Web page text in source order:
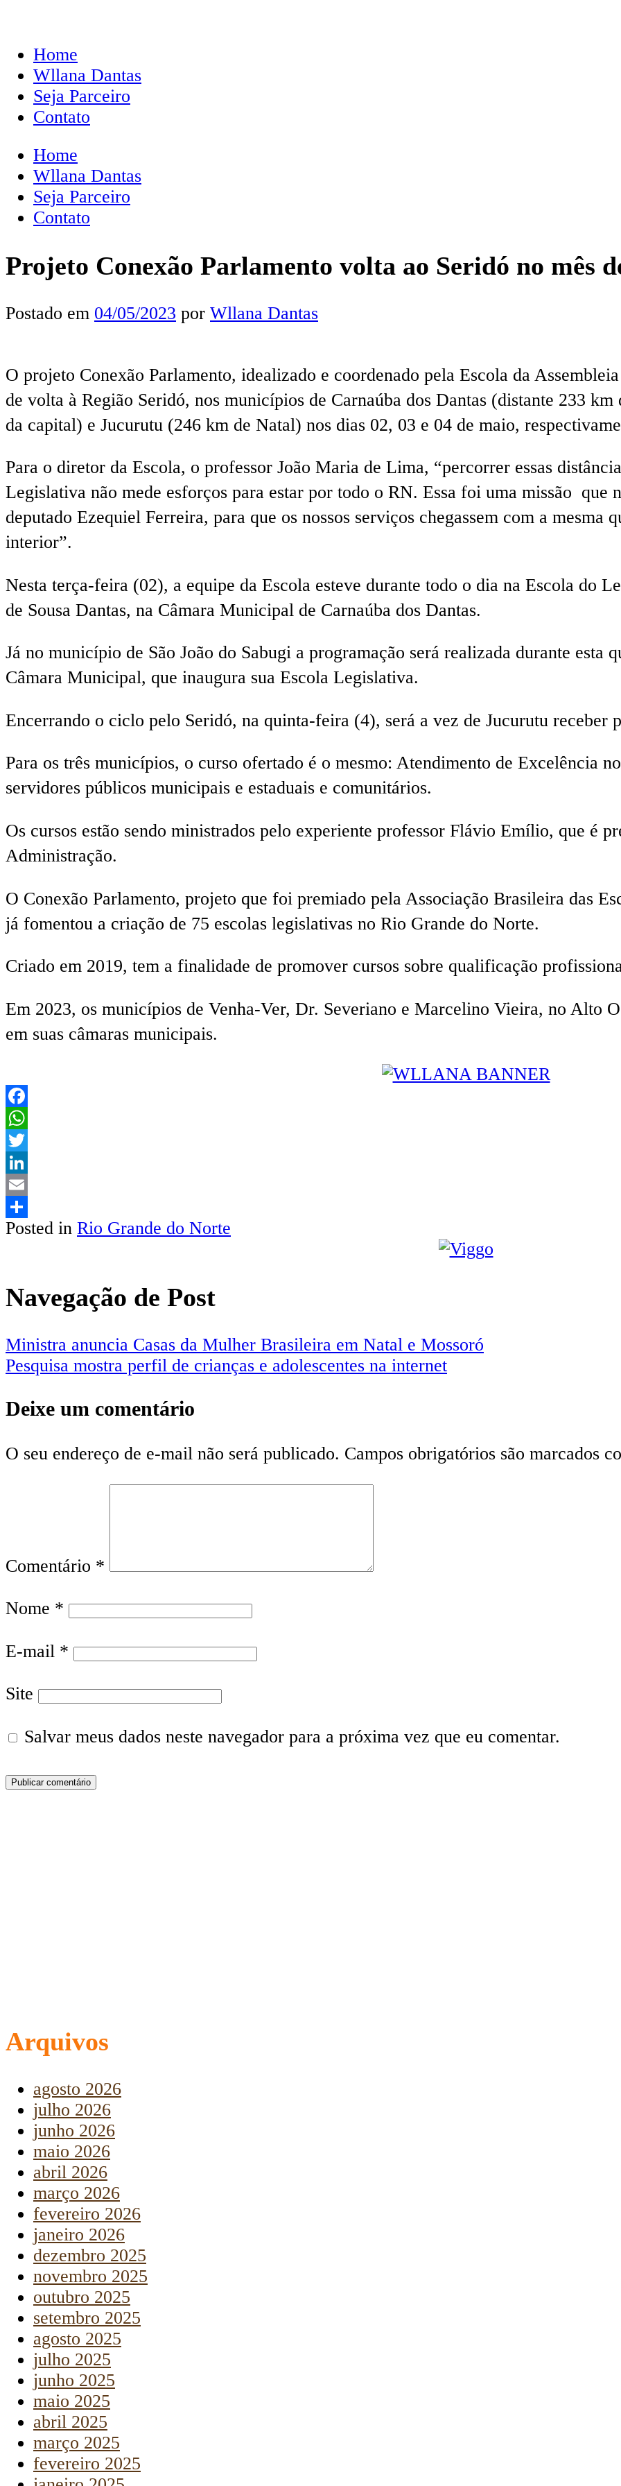
Home
Wllana Dantas
Seja Parceiro
Contato
Home
Wllana Dantas
Seja Parceiro
Contato
Projeto Conexão Parlamento volta ao Seridó no mês
Postado em 04/05/2023 por Wllana Dantas
O projeto Conexão Parlamento, idealizado e coordenado pela Escola da
de volta à Região Seridó, nos municípios de Carnaúba dos Dantas (distante 233
da capital) e Jucurutu (246 km de Natal) nos dias 02, 03 e 04 de maio,
Para o diretor da Escola, o professor João Maria de Lima, “percorrer essas
Legislativa não mede esforços para estar por todo o RN. Essa foi uma missão que
deputado Ezequiel Ferreira, para que os nossos serviços chegassem com a mesma
interior”.
Nesta terça-feira (02), a equipe da Escola esteve durante todo o dia na Escola do
de Sousa Dantas, na Câmara Municipal de Carnaúba dos Dantas.
Já no município de São João do Sabugi a programação será realizada durante esta
Câmara Municipal, que inaugura sua Escola Legislativa.
Encerrando o ciclo pelo Seridó, na quinta-feira (4), será a vez de Jucurutu receber
Para os três municípios, o curso ofertado é o mesmo: Atendimento de Excelência
servidores públicos municipais e estaduais e comunitários.
Os cursos estão sendo ministrados pelo experiente professor Flávio Emílio, que é
Administração.
O Conexão Parlamento, projeto que foi premiado pela Associação Brasileira das
já fomentou a criação de 75 escolas legislativas no Rio Grande do Norte.
Criado em 2019, tem a finalidade de promover cursos sobre qualificação
Em 2023, os municípios de Venha-Ver, Dr. Severiano e Marcelino Vieira, no Alto
em suas câmaras municipais.
Facebook
WhatsApp
Twitter
LinkedIn
Email
Share
Posted in Rio Grande do Norte
Navegação de Post
Ministra anuncia Casas da Mulher Brasileira em Natal e Mossoró
Pesquisa mostra perfil de crianças e adolescentes na internet
Deixe um comentário
O seu endereço de e-mail não será publicado. Campos obrigatórios são marcados
Comentário *
Nome *
E-mail *
Site
Salvar meus dados neste navegador para a próxima vez que eu comentar.
Arquivos
agosto 2026
julho 2026
junho 2026
maio 2026
abril 2026
março 2026
fevereiro 2026
janeiro 2026
dezembro 2025
novembro 2025
outubro 2025
setembro 2025
agosto 2025
julho 2025
junho 2025
maio 2025
abril 2025
março 2025
fevereiro 2025